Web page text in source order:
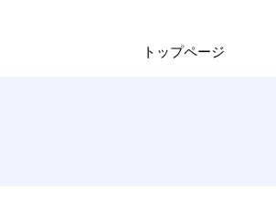
トップページ